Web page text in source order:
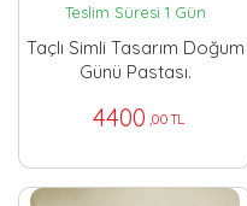
Teslim Süresi 1 Gün
Taçlı Simli Tasarım Doğum
Günü Pastası.
4400 ,00 TL